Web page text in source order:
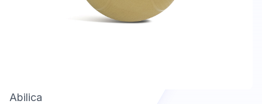
Abilica